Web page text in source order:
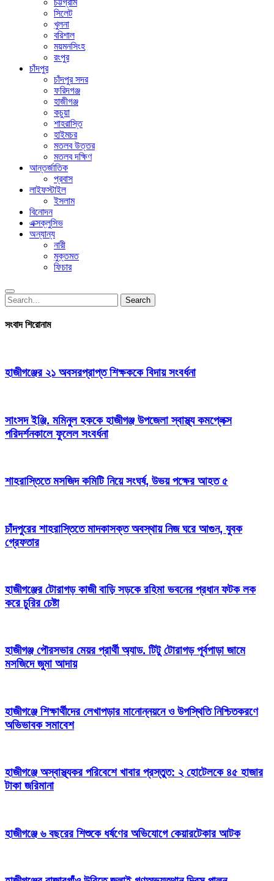
চট্টগ্রাম
সিলেট
খুলনা
বরিশাল
ময়মনসিংহ
রংপুর
চাঁদপুর
চাঁদপুর সদর
ফরিদগঞ্জ
হাজীগঞ্জ
কচুয়া
শাহরাস্তি
হাইমচর
মতলব উত্তর
মতলব দক্ষিণ
আন্তর্জাতিক
প্রবাস
লাইফস্টাইল
ইসলাম
বিনোদন
এক্সক্লুসিভ
অন্যান্য
নারী
মুক্তমত
ফিচার
Search
for:
Search
সংবাদ শিরোনাম
হাজীগঞ্জের ২১ অবসরপ্রাপ্ত শিক্ষককে বিদায় সংবর্ধনা
সাংসদ ইঞ্জি. মমিনুল হককে হাজীগঞ্জ উপজেলা স্বাস্থ্য কমপ্লেক্স
পরিদর্শনকালে ফুলেল সংবর্ধনা
শাহরাস্তিতে মসজিদ কমিটি নিয়ে সংঘর্ষ, উভয় পক্ষের আহত ৫
চাঁদপুরের শাহরাস্তিতে মাদকাসক্ত অবস্থায় নিজ ঘরে আগুন, যুবক
গ্রেফতার
হাজীগঞ্জের টোরাগড় কাজী বাড়ি সড়কে রহিমা ভবনের প্রধান ফটক লক
করে চুরির চেষ্টা
হাজীগঞ্জ পৌরসভার মেয়র প্রার্থী অ্যাড. টিটু টোরাগড় পূর্বপাড়া জামে
মসজিদে জুমা আদায়
হাজীগঞ্জে শিক্ষার্থীদের লেখাপড়ার মানোন্নয়নে ও উপস্থিতি নিশ্চিতকরণে
অভিভাবক সমাবেশ
হাজীগঞ্জে অস্বাস্থ্যকর পরিবেশে খাবার প্রস্তুত: ২ হোটেলকে ৪৫ হাজার
টাকা জরিমানা
হাজীগঞ্জে ৬ বছরের শিশুকে ধর্ষণের অভিযোগে কেয়ারটেকার আটক